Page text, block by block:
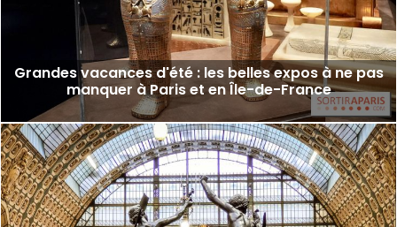
Grandes vacances d'été : les belles expos à ne pas
manquer à Paris et en Île-de-France